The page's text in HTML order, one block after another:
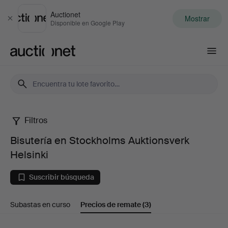
Cerrar
Auctionet
Disponible en Google Play Mostrar
Bisutería
en
Stockholms
Auktionsverk
Filtros
Bisutería en Stockholms Auktionsverk
Helsinki
Suscribir búsqueda
Subastas en curso Precios de remate(3)